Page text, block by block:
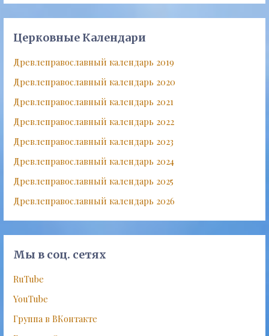
Церковные Календари
Древлеправославный календарь 2019
Древлеправославный календарь 2020
Древлеправославный календарь 2021
Древлеправославный календарь 2022
Древлеправославный календарь 2023
Древлеправославный календарь 2024
Древлеправославный календарь 2025
Древлеправославный календарь 2026
Мы в соц. сетях
RuTube
YouTube
Группа в ВКонтакте